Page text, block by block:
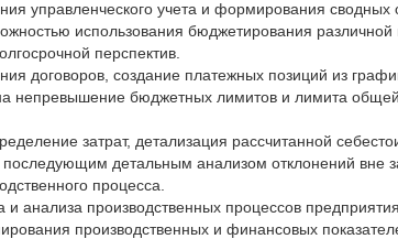
управленческого учета и формирования сводных
использования бюджетирования различной
перспектив.
договоров, создание платежных позиций из
непревышение бюджетных лимитов и лимита
затрат, детализация рассчитанной
последующим детальным анализом отклонений вне
процесса.
и анализа производственных процессов предприятия.
производственных и финансовых